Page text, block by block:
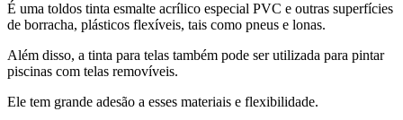
É uma toldos tinta esmalte acrílico especial PVC e outras superfícies
de borracha, plásticos flexíveis, tais como pneus e lonas.
Além disso, a tinta para telas também pode ser utilizada para pintar
piscinas com telas removíveis.
Ele tem grande adesão a esses materiais e flexibilidade.